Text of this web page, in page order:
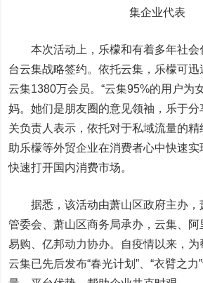
集企业代表
本次活动上，乐檬和有着多年社会
台云集战略签约。依托云集，乐檬可
云集1380万会员。“云集95%的用户为
妈。她们是朋友圈的意见领袖，乐于分
关负责人表示，依托对于私域流量的
助乐檬等外贸企业在消费者心中快速实
快速打开国内消费市场。
据悉，该活动由萧山区政府主办，
管委会、萧山区商务局承办，云集、
易购、亿邦动力协办。自疫情以来，为
云集已先后发布“春光计划”、“衣臂之